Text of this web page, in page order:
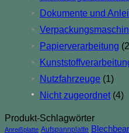
▸ Dokumente und
▸
▸ Papierverarbeitung
▸
▸ Nutzfahrzeuge (1)
Nicht zugeordnet (4)
Produkt-Schlagwörter
Anreißplatte Aufspannplatte